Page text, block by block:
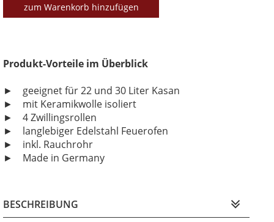
zum Warenkorb hinzufügen
Produkt-Vorteile im Überblick
► geeignet für 22 und 30 Liter Kasan
► mit Keramikwolle isoliert
► 4 Zwillingsrollen
► langlebiger Edelstahl Feuerofen
► inkl. Rauchrohr
► Made in Germany
BESCHREIBUNG